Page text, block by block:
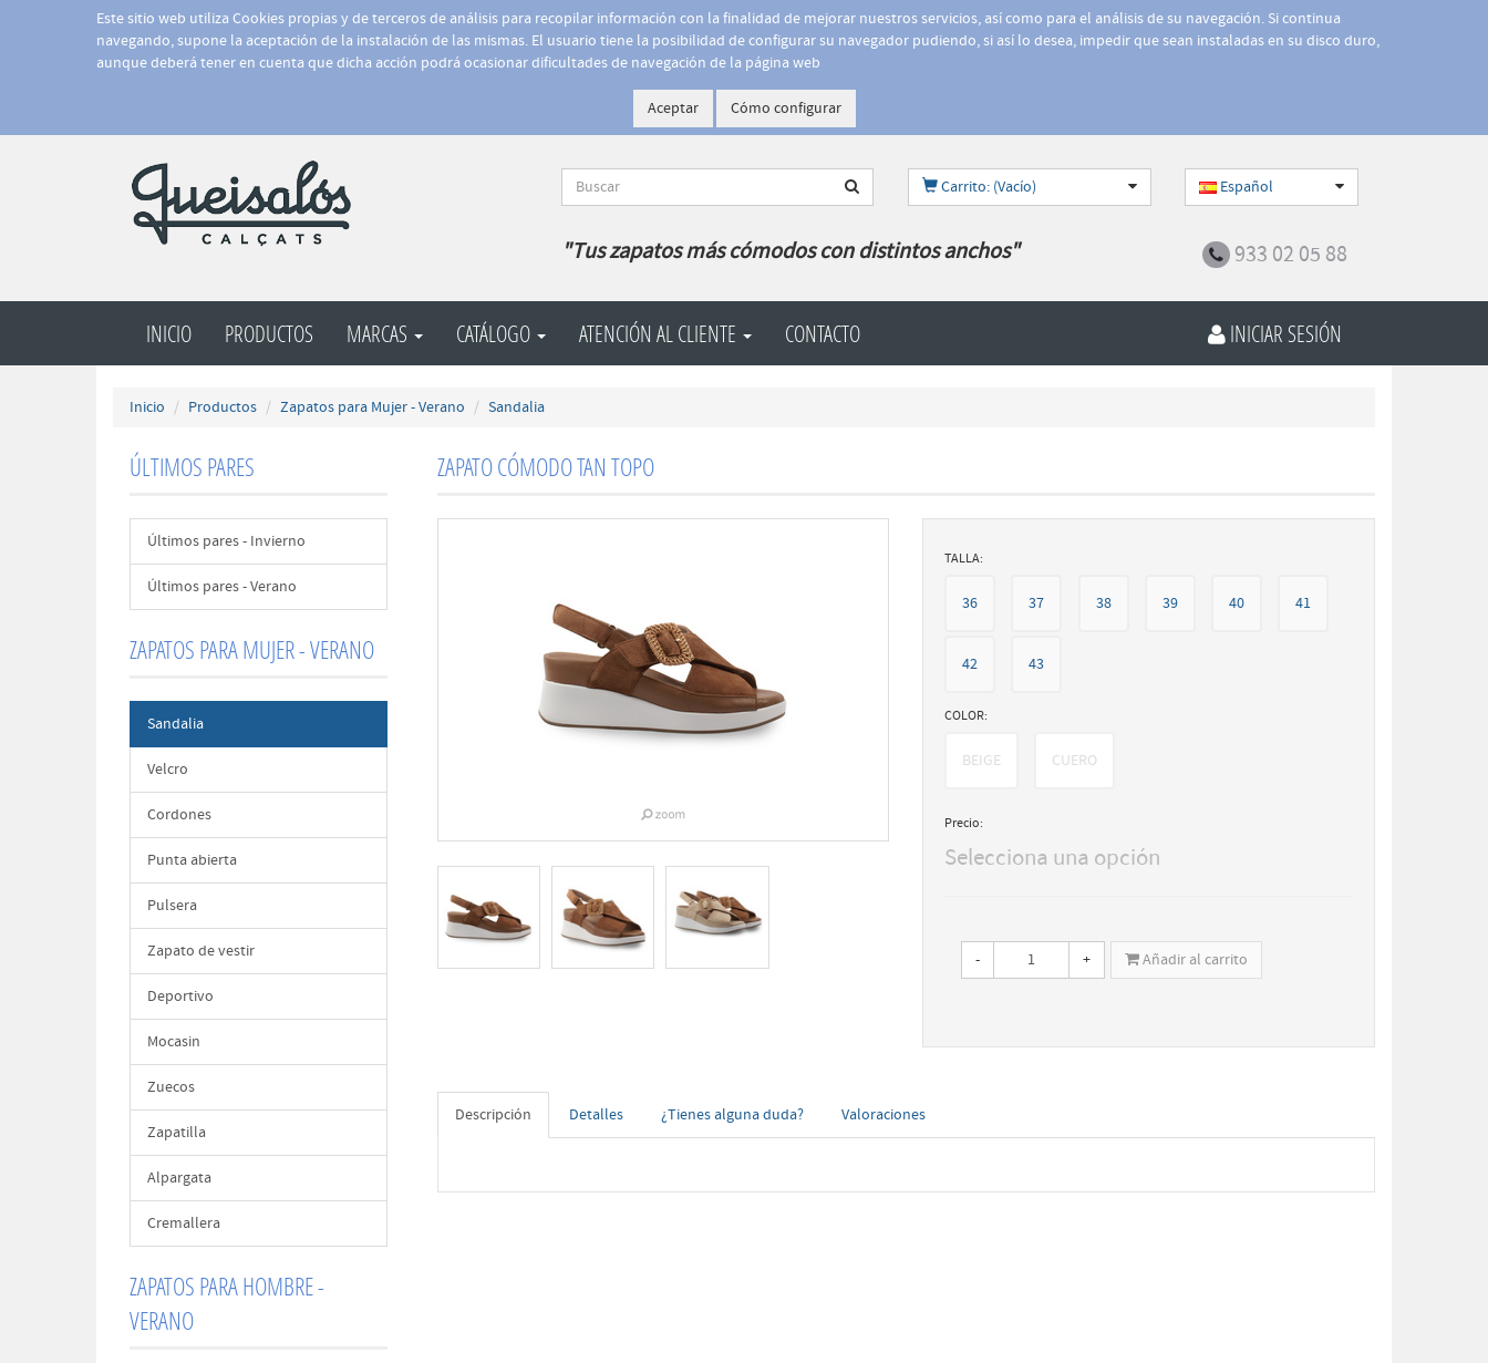
Este sitio web utiliza Cookies propias y de terceros de análisis para recopilar información con la finalidad de mejorar nuestros servicios, así como para el análisis de su navegación. Si continua
navegando, supone la aceptación de la instalación de las mismas. El usuario tiene la posibilidad de configurar su navegador pudiendo, si así lo desea, impedir que sean instaladas en su disco duro,
aunque deberá tener en cuenta que dicha acción podrá ocasionar dificultades de navegación de la página web
Aceptar Cómo configurar
Carrito: (Vacío) Español
"Tus zapatos más cómodos con distintos anchos" 933 02 05 88
INICIO PRODUCTOS MARCAS CATÁLOGO ATENCIÓN AL CLIENTE CONTACTO INICIAR SESIÓN
Inicio Productos Zapatos para Mujer - Verano Sandalia
ÚLTIMOS PARES
Últimos pares - Invierno
Últimos pares - Verano
ZAPATOS PARA MUJER - VERANO
Sandalia
Velcro
Cordones
Punta abierta
Pulsera
Zapato de vestir
Deportivo
Mocasin
Zuecos
Zapatilla
Alpargata
Cremallera
ZAPATOS PARA HOMBRE -
VERANO
ZAPATO CÓMODO TAN TOPO
TALLA:
36 37 38 39 40 41
42 43
COLOR:
BEIGE CUERO
Precio:
Selecciona una opción
- + Añadir al carrito
Descripción Detalles ¿Tienes alguna duda? Valoraciones